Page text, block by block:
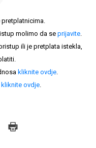
pretplatnicima.
molimo da se prijavite.
ili je pretplata istekla,
kliknite ovdje.
kliknite ovdje.